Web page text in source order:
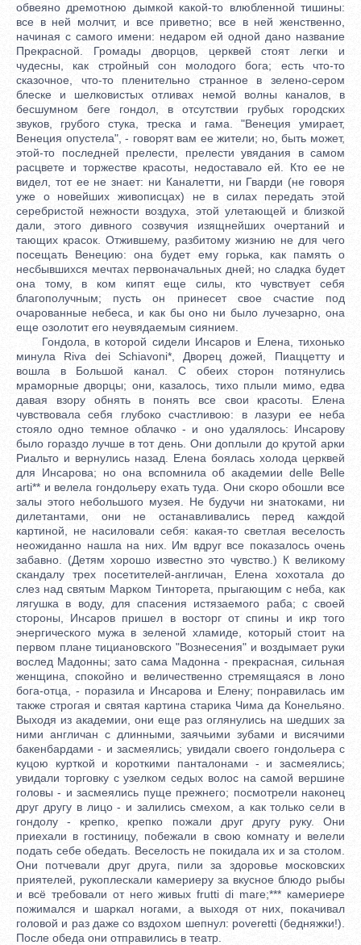
обвеяно дремотною дымкой какой-то влюбленной тишины:
все в ней молчит, и все приветно; все в ней женственно,
начиная с самого имени: недаром ей одной дано название
Прекрасной. Громады дворцов, церквей стоят легки и
чудесны, как стройный сон молодого бога; есть что-то
сказочное, что-то пленительно странное в зелено-сером
блеске и шелковистых отливах немой волны каналов, в
бесшумном беге гондол, в отсутствии грубых городских
звуков, грубого стука, треска и гама. "Венеция умирает,
Венеция опустела", - говорят вам ее жители; но, быть может,
этой-то последней прелести, прелести увядания в самом
расцвете и торжестве красоты, недоставало ей. Кто ее не
видел, тот ее не знает: ни Каналетти, ни Гварди (не говоря
уже о новейших живописцах) не в силах передать этой
серебристой нежности воздуха, этой улетающей и близкой
дали, этого дивного созвучия изящнейших очертаний и
тающих красок. Отжившему, разбитому жизнию не для чего
посещать Венецию: она будет ему горька, как память о
несбывшихся мечтах первоначальных дней; но сладка будет
она тому, в ком кипят еще силы, кто чувствует себя
благополучным; пусть он принесет свое счастие под
очарованные небеса, и как бы оно ни было лучезарно, она
еще озолотит его неувядаемым сиянием.
Гондола, в которой сидели Инсаров и Елена, тихонько
минула Riva dei Schiavoni*, Дворец дожей, Пиаццетту и
вошла в Большой канал. С обеих сторон потянулись
мраморные дворцы; они, казалось, тихо плыли мимо, едва
давая взору обнять в понять все свои красоты. Елена
чувствовала себя глубоко счастливою: в лазури ее неба
стояло одно темное облачко - и оно удалялось: Инсарову
было гораздо лучше в тот день. Они доплыли до крутой арки
Риальто и вернулись назад. Елена боялась холода церквей
для Инсарова; но она вспомнила об академии delle Belle
arti** и велела гондольеру ехать туда. Они скоро обошли все
залы этого небольшого музея. Не будучи ни знатоками, ни
дилетантами, они не останавливались перед каждой
картиной, не насиловали себя: какая-то светлая веселость
неожиданно нашла на них. Им вдруг все показалось очень
забавно. (Детям хорошо известно это чувство.) К великому
скандалу трех посетителей-англичан, Елена хохотала до
слез над святым Марком Тинторета, прыгающим с неба, как
лягушка в воду, для спасения истязаемого раба; с своей
стороны, Инсаров пришел в восторг от спины и икр того
энергического мужа в зеленой хламиде, который стоит на
первом плане тициановского "Вознесения" и воздымает руки
вослед Мадонны; зато сама Мадонна - прекрасная, сильная
женщина, спокойно и величественно стремящаяся в лоно
бога-отца, - поразила и Инсарова и Елену; понравилась им
также строгая и святая картина старика Чима да Конельяно.
Выходя из академии, они еще раз оглянулись на шедших за
ними англичан с длинными, заячьими зубами и висячими
бакенбардами - и засмеялись; увидали своего гондольера с
куцою курткой и короткими панталонами - и засмеялись;
увидали торговку с узелком седых волос на самой вершине
головы - и засмеялись пуще прежнего; посмотрели наконец
друг другу в лицо - и залились смехом, а как только сели в
гондолу - крепко, крепко пожали друг другу руку. Они
приехали в гостиницу, побежали в свою комнату и велели
подать себе обедать. Веселость не покидала их и за столом.
Они потчевали друг друга, пили за здоровье московских
приятелей, рукоплескали камериеру за вкусное блюдо рыбы
и всё требовали от него живых frutti di mare;*** камериере
пожимался и шаркал ногами, а выходя от них, покачивал
головой и раз даже со вздохом шепнул: poveretti (бедняжки!).
После обеда они отправились в театр.